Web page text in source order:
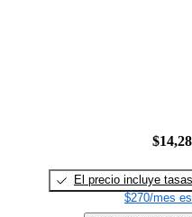
El precio incluye tasas
$270/mes